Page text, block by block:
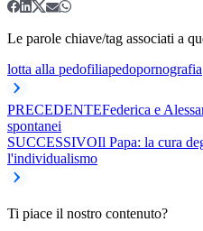
Le parole chiave/tag associati a
lotta alla pedofiliapedopornografia
PRECEDENTEFederica e
spontanei
SUCCESSIVOIl Papa: la cura
l'individualismo
Ti piace il nostro contenuto?